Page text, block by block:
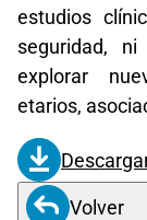
estudios
seguridad,
explorar
etarios,
Volver